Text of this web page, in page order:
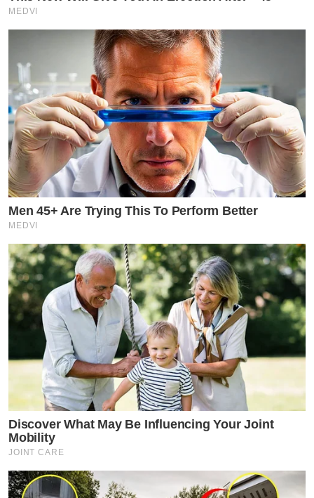
MEDVI
Men 45+ Are Trying This To Perform Better
MEDVI
Discover What May Be Influencing Your Joint
Mobility
JOINT CARE